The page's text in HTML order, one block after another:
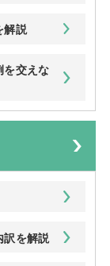
解説
を交えな
訳を解説